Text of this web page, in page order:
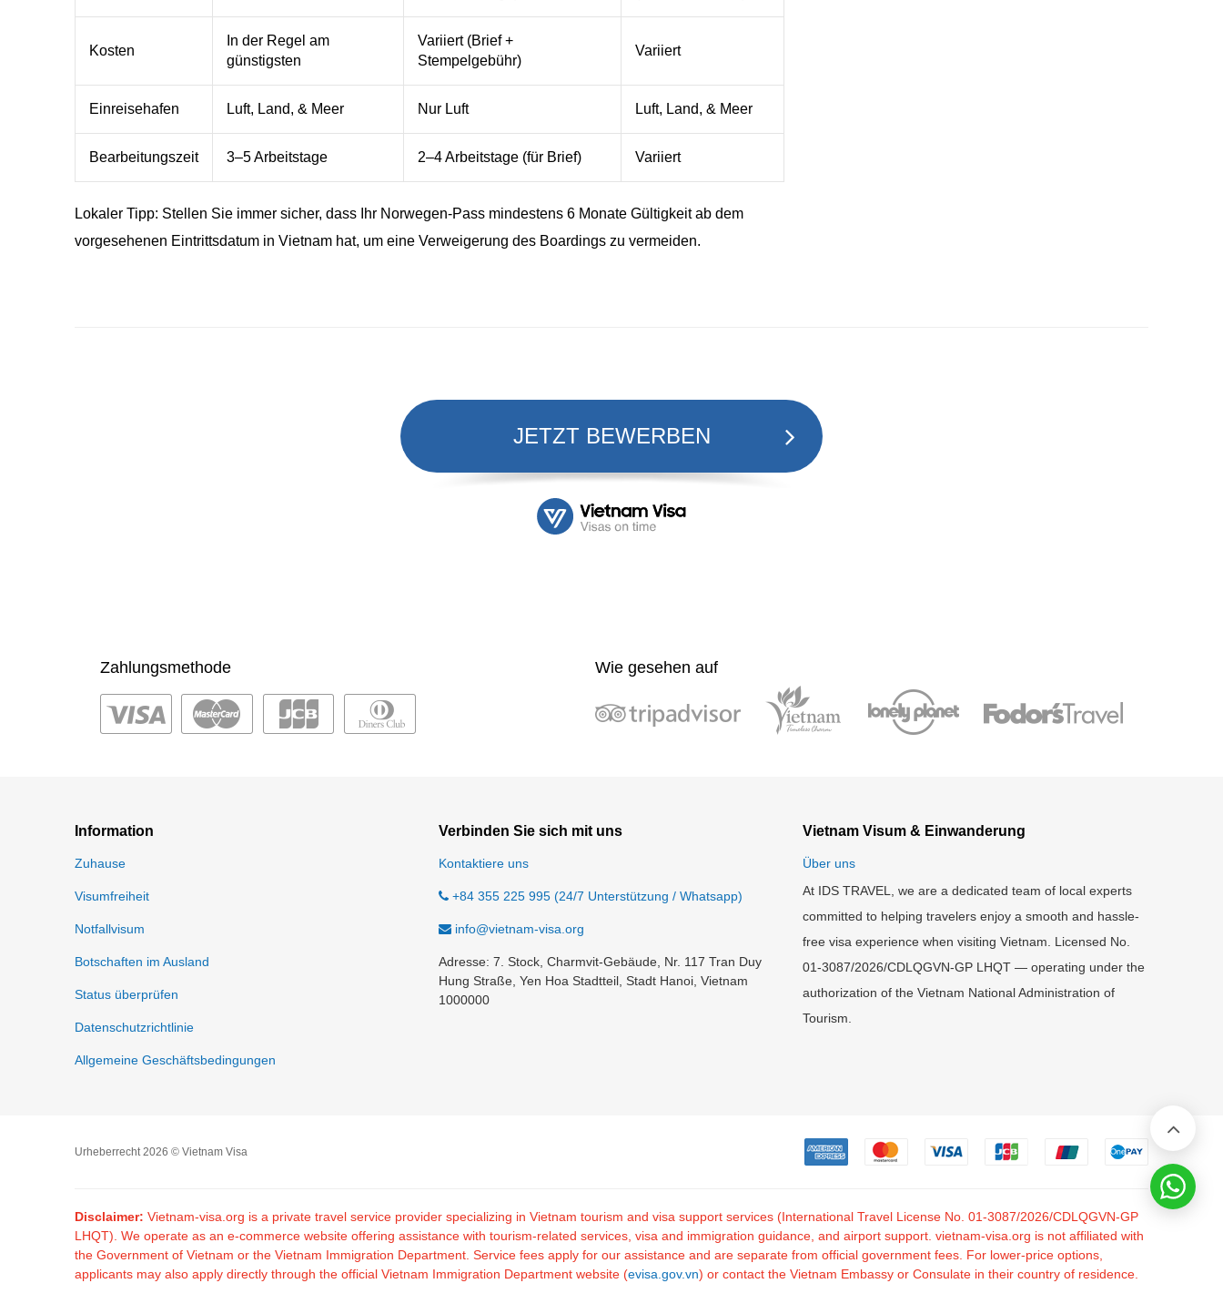
Kosten
In der Regel am
günstigsten
Variiert (Brief +
Stempelgebühr)
Variiert
Einreisehafen Luft, Land, & Meer Nur Luft Luft, Land, & Meer
Bearbeitungszeit 3–5 Arbeitstage 2–4 Arbeitstage (für Brief) Variiert
Lokaler Tipp: Stellen Sie immer sicher, dass Ihr Norwegen-Pass mindestens 6 Monate Gültigkeit ab dem
vorgesehenen Eintrittsdatum in Vietnam hat, um eine Verweigerung des Boardings zu vermeiden.
JETZT BEWERBEN
Zahlungsmethode Wie gesehen auf
Information
Zuhause
Visumfreiheit
Notfallvisum
Botschaften im Ausland
Status überprüfen
Datenschutzrichtlinie
Allgemeine Geschäftsbedingungen
Verbinden Sie sich mit uns
Kontaktiere uns
+84 355 225 995 (24/7 Unterstützung / Whatsapp)
info@vietnam-visa.org
Adresse: 7. Stock, Charmvit-Gebäude, Nr. 117 Tran Duy
Hung Straße, Yen Hoa Stadtteil, Stadt Hanoi, Vietnam
1000000
Vietnam Visum & Einwanderung
Über uns
At IDS TRAVEL, we are a dedicated team of local experts
committed to helping travelers enjoy a smooth and hassle-
free visa experience when visiting Vietnam. Licensed No.
01-3087/2026/CDLQGVN-GP LHQT — operating under the
authorization of the Vietnam National Administration of
Tourism.
Urheberrecht 2026 © Vietnam Visa
Disclaimer: Vietnam-visa.org is a private travel service provider specializing in Vietnam tourism and visa support services (International Travel License No. 01-3087/2026/CDLQGVN-GP
LHQT). We operate as an e-commerce website offering assistance with tourism-related services, visa and immigration guidance, and airport support. vietnam-visa.org is not affiliated with
the Government of Vietnam or the Vietnam Immigration Department. Service fees apply for our assistance and are separate from official government fees. For lower-price options,
applicants may also apply directly through the official Vietnam Immigration Department website (evisa.gov.vn) or contact the Vietnam Embassy or Consulate in their country of residence.